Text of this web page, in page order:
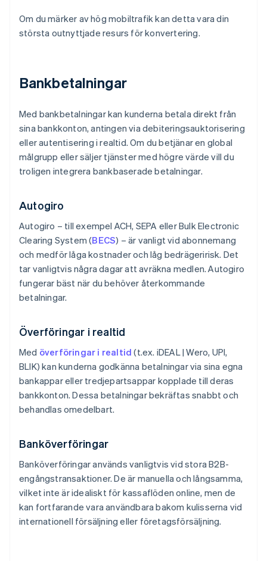
Om du märker av hög mobiltrafik kan detta vara din
största outnyttjade resurs för konvertering.
Bankbetalningar
Med bankbetalningar kan kunderna betala direkt från
sina bankkonton, antingen via debiteringsauktorisering
eller autentisering i realtid. Om du betjänar en global
målgrupp eller säljer tjänster med högre värde vill du
troligen integrera bankbaserade betalningar.
Autogiro
Autogiro – till exempel ACH, SEPA eller Bulk Electronic
Clearing System (BECS) – är vanligt vid abonnemang
och medför låga kostnader och låg bedrägeririsk. Det
tar vanligtvis några dagar att avräkna medlen. Autogiro
fungerar bäst när du behöver återkommande
betalningar.
Överföringar i realtid
Med överföringar i realtid (t.ex. iDEAL | Wero, UPI,
BLIK) kan kunderna godkänna betalningar via sina egna
bankappar eller tredjepartsappar kopplade till deras
bankkonton. Dessa betalningar bekräftas snabbt och
behandlas omedelbart.
Banköverföringar
Banköverföringar används vanligtvis vid stora B2B-
engångstransaktioner. De är manuella och långsamma,
vilket inte är idealiskt för kassaflöden online, men de
kan fortfarande vara användbara bakom kulisserna vid
internationell försäljning eller företagsförsäljning.